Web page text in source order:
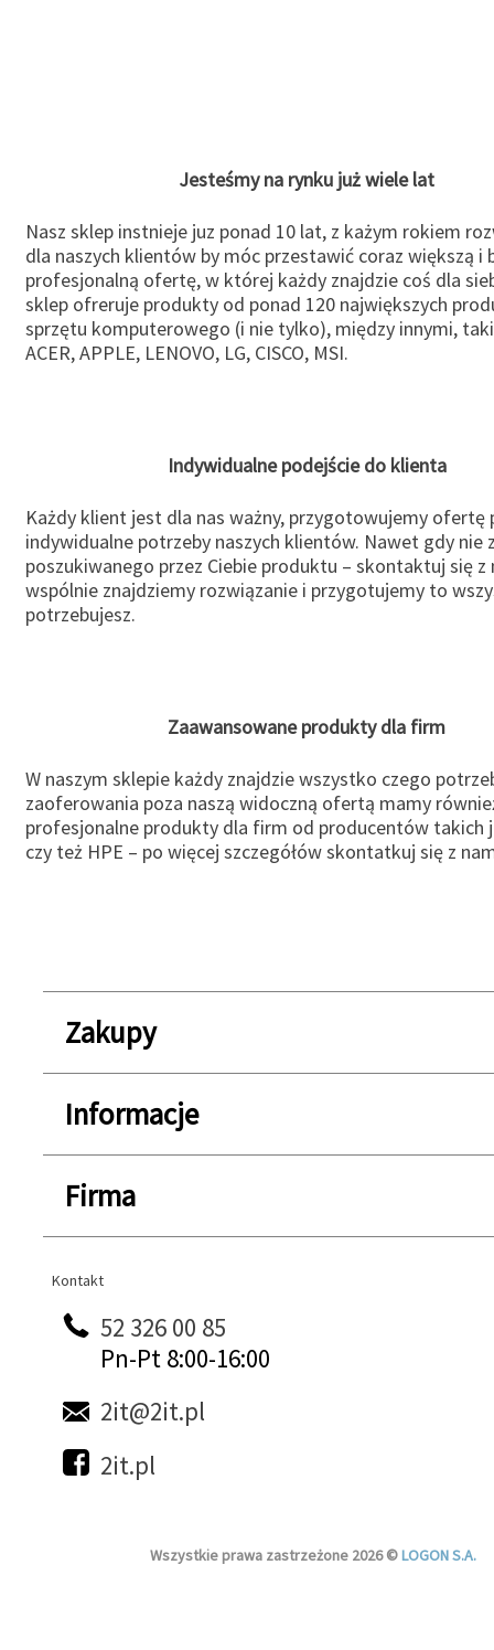
Jesteśmy na rynku już wiele lat
Nasz sklep instnieje juz ponad 10 lat, z każym rokiem
dla naszych klientów by móc przestawić coraz większą i
profesjonalną ofertę, w której każdy znajdzie coś dla
sklep ofreruje produkty od ponad 120 największych
sprzętu komputerowego (i nie tylko), między innymi,
ACER, APPLE, LENOVO, LG, CISCO, MSI.
Indywidualne podejście do klienta
Każdy klient jest dla nas ważny, przygotowujemy ofertę
indywidualne potrzeby naszych klientów. Nawet gdy nie
poszukiwanego przez Ciebie produktu – skontaktuj się z
wspólnie znajdziemy rozwiązanie i przygotujemy to
potrzebujesz.
Zaawansowane produkty dla firm
W naszym sklepie każdy znajdzie wszystko czego
zaoferowania poza naszą widoczną ofertą mamy
profesjonalne produkty dla firm od producentów takich
czy też HPE – po więcej szczegółów skontatkuj się z
Zakupy
Informacje
Firma
Kontakt
Kontakt
52 326 00 85
Pn-Pt 8:00-16:00
2it@2it.pl
2it.pl
Wszystkie prawa zastrzeżone 2026 ©LOGON S.A.